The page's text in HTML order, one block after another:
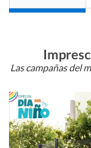
Las campañas del